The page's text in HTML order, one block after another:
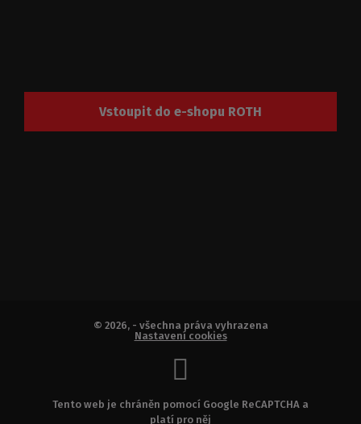
Vstoupit do e-shopu ROTH
© 2026, - všechna práva vyhrazena
Nastavení cookies
Tento web je chráněn pomocí Google ReCAPTCHA a
platí pro něj